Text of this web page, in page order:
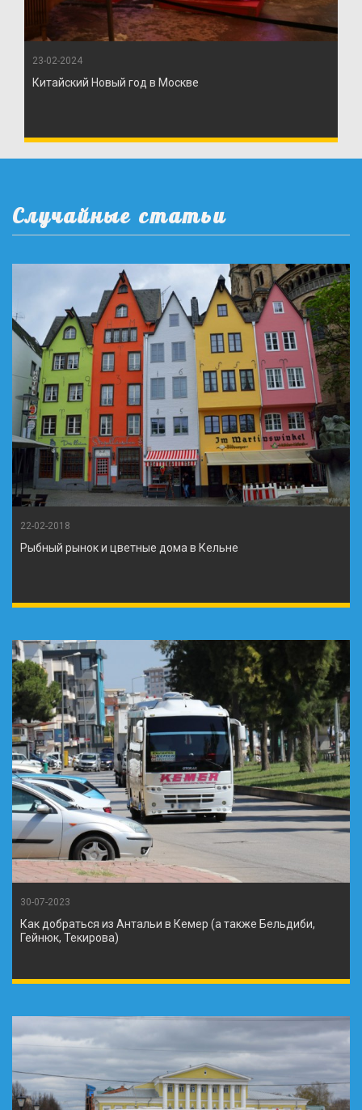
23-02-2024
Китайский Новый год в Москве
Случайные статьи
22-02-2018
Рыбный рынок и цветные дома в Кельне
30-07-2023
Как добраться из Антальи в Кемер (а также Бельдиби,
Гейнюк, Текирова)